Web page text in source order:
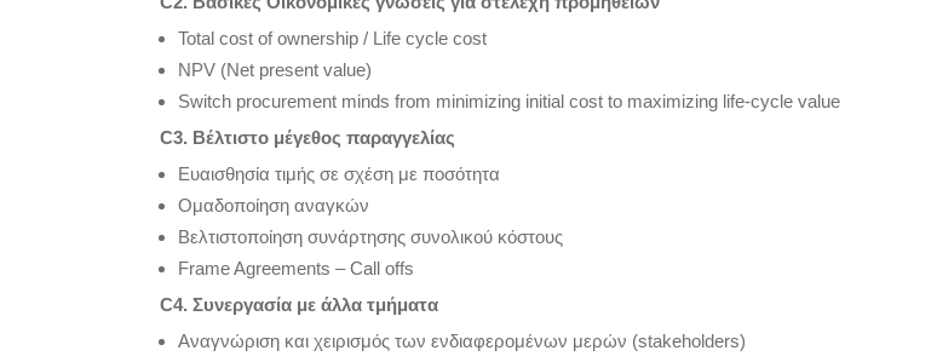
Total cost of ownership / Life cycle cost
NPV (Net present value)
Switch procurement minds from minimizing initial cost to maximizing life-cycle value
C3. Βέλτιστο μέγεθος παραγγελίας
Ευαισθησία τιμής σε σχέση με ποσότητα
Ομαδοποίηση αναγκών
Βελτιστοποίηση συνάρτησης συνολικού κόστους
Frame Agreements – Call offs
C4. Συνεργασία με άλλα τμήματα
Αναγνώριση και χειρισμός των ενδιαφερομένων μερών (stakeholders)